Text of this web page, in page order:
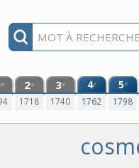
re 2e
1718
3e
1740
4e
1762
5e
1798